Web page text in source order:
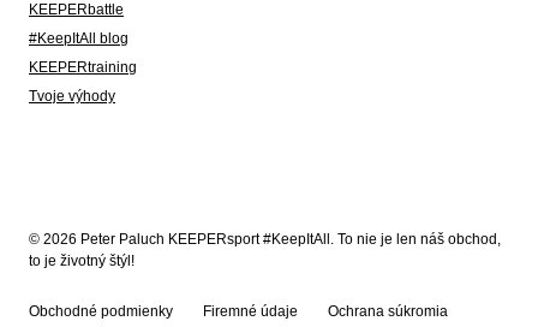
KEEPERbattle
#KeepItAll blog
KEEPERtraining
Tvoje výhody
© 2026 Peter Paluch KEEPERsport #KeepItAll. To nie je len náš obchod,
to je životný štýl!
Obchodné podmienky Firemné údaje Ochrana súkromia